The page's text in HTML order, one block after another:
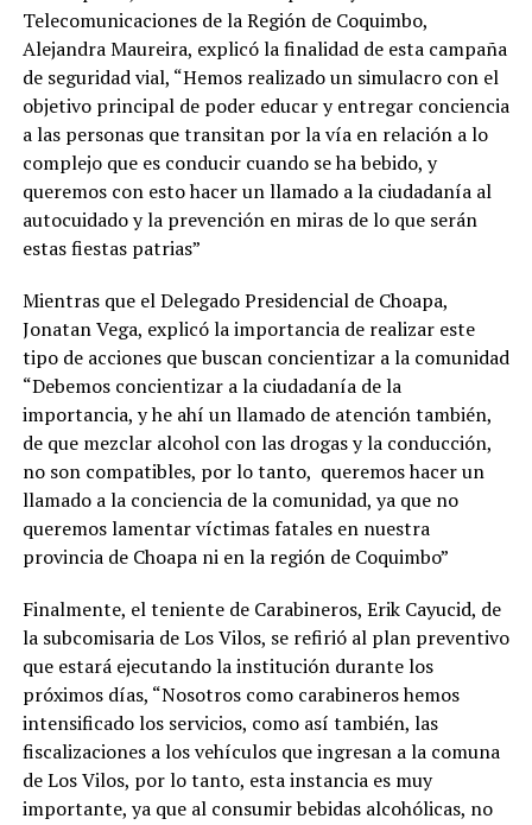
Telecomunicaciones de la Región de Coquimbo,
Alejandra Maureira, explicó la finalidad de esta campaña
de seguridad vial, “Hemos realizado un simulacro con el
objetivo principal de poder educar y entregar conciencia
a las personas que transitan por la vía en relación a lo
complejo que es conducir cuando se ha bebido, y
queremos con esto hacer un llamado a la ciudadanía al
autocuidado y la prevención en miras de lo que serán
estas fiestas patrias”
Mientras que el Delegado Presidencial de Choapa,
Jonatan Vega, explicó la importancia de realizar este
tipo de acciones que buscan concientizar a la comunidad
“Debemos concientizar a la ciudadanía de la
importancia, y he ahí un llamado de atención también,
de que mezclar alcohol con las drogas y la conducción,
no son compatibles, por lo tanto, queremos hacer un
llamado a la conciencia de la comunidad, ya que no
queremos lamentar víctimas fatales en nuestra
provincia de Choapa ni en la región de Coquimbo”
Finalmente, el teniente de Carabineros, Erik Cayucid, de
la subcomisaria de Los Vilos, se refirió al plan preventivo
que estará ejecutando la institución durante los
próximos días, “Nosotros como carabineros hemos
intensificado los servicios, como así también, las
fiscalizaciones a los vehículos que ingresan a la comuna
de Los Vilos, por lo tanto, esta instancia es muy
importante, ya que al consumir bebidas alcohólicas, no